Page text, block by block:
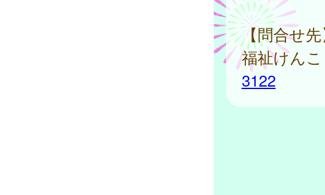
【問合せ先
福祉けん
3122